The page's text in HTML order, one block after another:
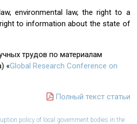
environmental law, the right to a
to information about the state of
трудов по материалам
«Global Research Conference on
Полный текст статьи
policy of local government bodies in the